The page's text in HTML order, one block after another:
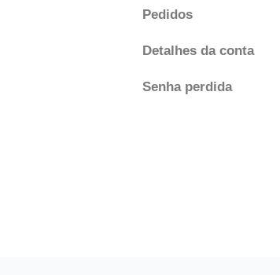
Pedidos
Detalhes da conta
Senha perdida